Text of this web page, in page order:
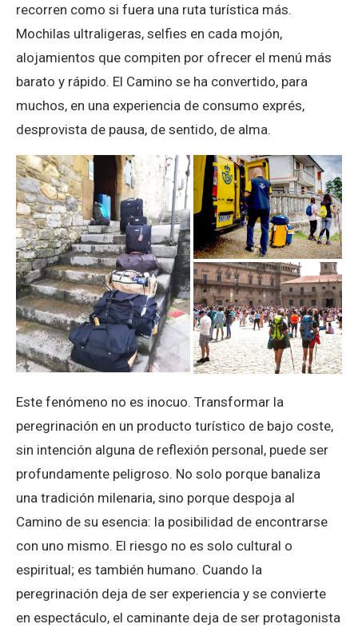
recorren como si fuera una ruta turística más.
Mochilas ultraligeras, selfies en cada mojón,
alojamientos que compiten por ofrecer el menú más
barato y rápido. El Camino se ha convertido, para
muchos, en una experiencia de consumo exprés,
desprovista de pausa, de sentido, de alma.
Este fenómeno no es inocuo. Transformar la
peregrinación en un producto turístico de bajo coste,
sin intención alguna de reflexión personal, puede ser
profundamente peligroso. No solo porque banaliza
una tradición milenaria, sino porque despoja al
Camino de su esencia: la posibilidad de encontrarse
con uno mismo. El riesgo no es solo cultural o
espiritual; es también humano. Cuando la
peregrinación deja de ser experiencia y se convierte
en espectáculo, el caminante deja de ser protagonista